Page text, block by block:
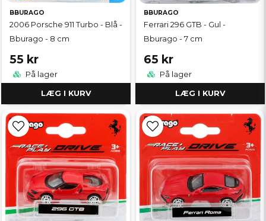
BBURAGO
2006 Porsche 911 Turbo - Blå -
Bburago - 8 cm
55 kr
På lager
LÆG I KURV
BBURAGO
Ferrari 296 GTB - Gul -
Bburago - 7 cm
65 kr
På lager
LÆG I KURV